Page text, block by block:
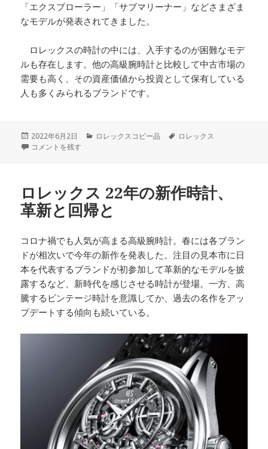
「エクスプローラー」「サブマリーナー」などさまざま
なモデルが発表されてきました。
ロレックスの時計の中には、入手するのが困難なモデ
ルも存在します。他の高級腕時計と比較して中古市場の
需要も高く、その資産価値から投資として保有している
人も多くみられるブランドです。
投
稿
2022年6月2日
カ
ロレックスコピー品
タ
ロレックス
男性が選ぶ「憧れの高級腕時計ブランド」ランキング！ に
コメントを残す
ロレックス 22年の新作時計、
革新と回帰と
コロナ禍でも人気が高まる高級腕時計。春には各ブラン
ドが相次いで今年の新作を発表した。注目の見本市に日
本を代表するブランドが初参加して革新的なモデルを披
露するなど、新時代を感じさせる時計が登場。一方、高
騰するビンテージ時計を意識してか、過去の名作をアッ
プデートする傾向も続いている。